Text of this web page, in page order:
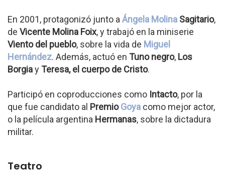
En 2001, protagonizó junto a Ángela Molina Sagitario,
de Vicente Molina Foix, y trabajó en la miniserie
Viento del pueblo, sobre la vida de Miguel
Hernández. Además, actuó en Tuno negro, Los
Borgiay Teresa, el cuerpo de Cristo.
Participó en coproducciones como Intacto, por la
que fue candidato al Premio Goya como mejor actor,
o la película argentina Hermanas, sobre la dictadura
militar.
Teatro